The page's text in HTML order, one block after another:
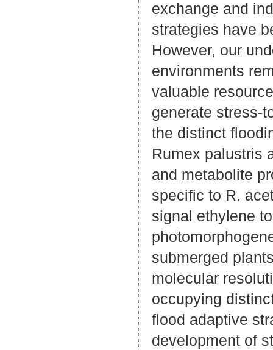
exchange and
strategies have
However, our
environments
valuable
generate stress-
the distinct
Rumex palustris
and metabolite
specific to R.
signal ethylene
submerged
molecular
occupying
flood adaptive
development of